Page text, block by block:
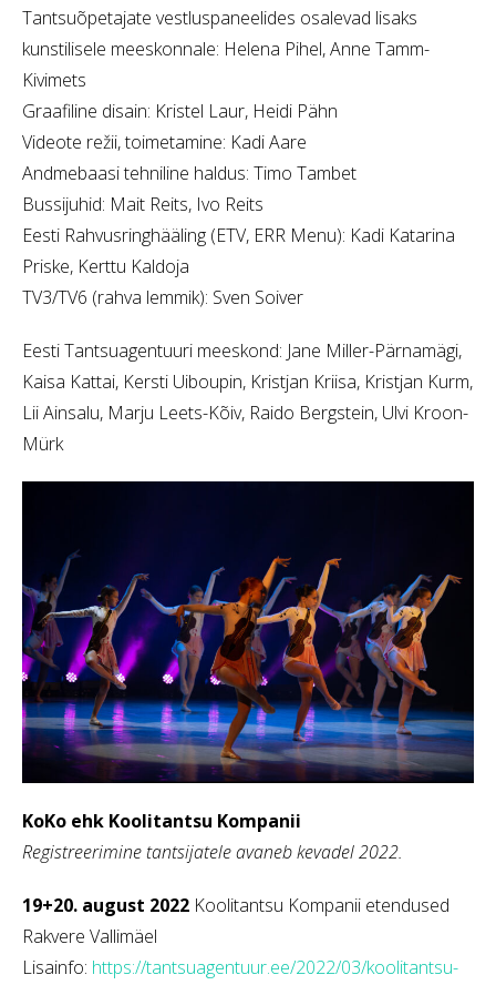
Tantsuõpetajate vestluspaneelides osalevad lisaks
kunstilisele meeskonnale: Helena Pihel, Anne Tamm-
Kivimets
Graafiline disain: Kristel Laur, Heidi Pähn
Videote režii, toimetamine: Kadi Aare
Andmebaasi tehniline haldus: Timo Tambet
Bussijuhid: Mait Reits, Ivo Reits
Eesti Rahvusringhääling (ETV, ERR Menu): Kadi Katarina
Priske, Kerttu Kaldoja
TV3/TV6 (rahva lemmik): Sven Soiver
Eesti Tantsuagentuuri meeskond: Jane Miller-Pärnamägi,
Kaisa Kattai, Kersti Uiboupin, Kristjan Kriisa, Kristjan Kurm,
Lii Ainsalu, Marju Leets-Kõiv, Raido Bergstein, Ulvi Kroon-
Mürk
KoKo ehk Koolitantsu Kompanii
Registreerimine tantsijatele avaneb kevadel 2022.
19+20. august 2022 Koolitantsu Kompanii etendused
Rakvere Vallimäel
Lisainfo: https://tantsuagentuur.ee/2022/03/koolitantsu-